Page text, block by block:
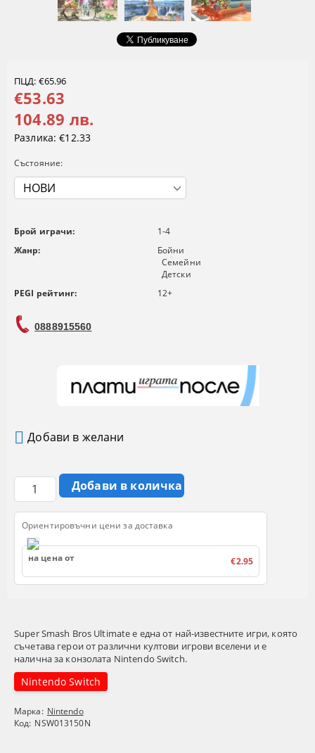
Super Smash Bros Ultimate е една от най-известните игри, която
съчетава герои от различни култови игрови вселени и е
налична за конзолата Nintendo Switch.
Nintendo Switch
Марка: Nintendo
Код: NSW013150N
ПЦД: €65.96
€53.63
104.89 лв.
Разлика: €12.33
Състояние:
Брой играчи:
1-4
Жанр:
Бойни
Семейни
Детски
PEGI рейтинг:
12+
0888915560
Добави в желани
Ориентировъчни цени за доставка
на цена от €2.95